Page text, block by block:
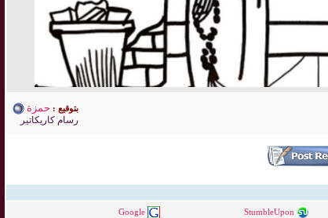
بتوقيع : حمزة
رسام كاريكاتير
StumbleUpon
Google